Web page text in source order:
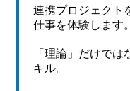
連携プロジェクト
仕事を体験します。
「理論」だけで
キル。